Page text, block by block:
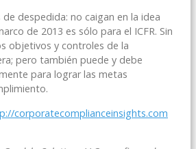
despedida: no caigan en la idea
de 2013 es sólo para el ICFR. Sin
objetivos y controles de la
pero también puede y debe
para lograr las metas
corporatecomplianceinsights.com